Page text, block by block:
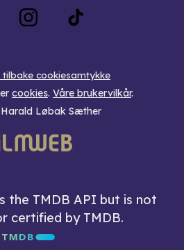
tilbake cookiesamtykke
cookies. Våre brukervilkår.
Harald Løbak Sæther
the TMDB API but is not
certified by TMDB.